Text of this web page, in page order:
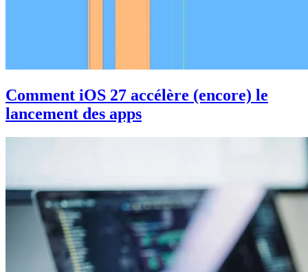
Comment iOS 27 accélère (encore) le
lancement des apps